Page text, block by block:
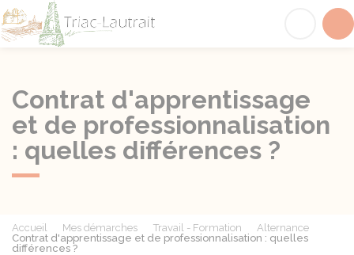
Contrat d'apprentissage
et de professionnalisation
: quelles différences ?
Accueil Mes démarches Travail - Formation
Alternance
Contrat d'apprentissage et de professionnalisation : quelles
différences ?